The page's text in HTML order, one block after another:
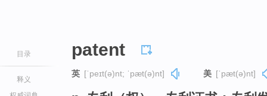
目录
释义
patent
英 [ˈpeɪt(ə)nt; ˈpæt(ə)nt] 美 [ˈpæt(ə)nt]